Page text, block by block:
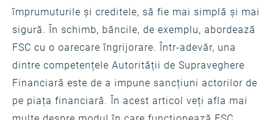
împrumuturile și creditele, să fie mai simplă și mai
sigură. În schimb, băncile, de exemplu, abordează
FSC cu o oarecare îngrijorare. Într-adevăr, una
dintre competențele Autorității de Supraveghere
Financiară este de a impune sancțiuni actorilor de
pe piața financiară. În acest articol veți afla mai